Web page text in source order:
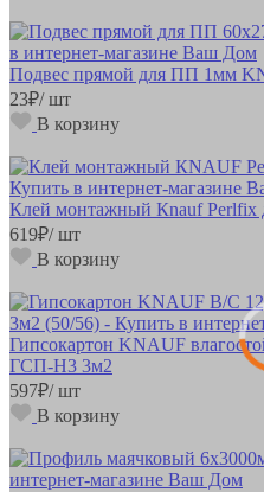
Подвес прямой для ПП 1мм
23₽/ шт
В корзину
Клей монтажный Кnauf
619₽/ шт
В корзину
Гипсокартон KNAUF
ГСП-Н3 3м2
597₽/ шт
В корзину